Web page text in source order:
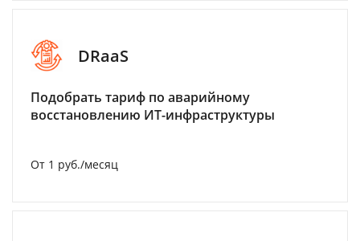
DRaaS
Подобрать тариф по аварийному
восстановлению ИТ-инфраструктуры
От 1 руб./месяц